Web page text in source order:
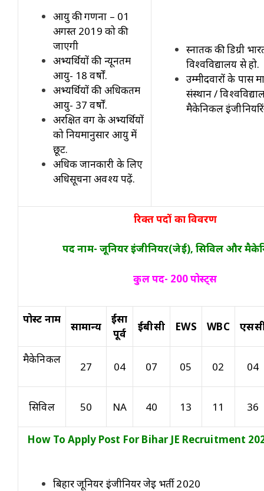
आयु की गणना – 01
अगस्त 2019 को की
जाएगी
अभ्यर्थियों की न्यूनतम
आयु- 18 वर्षों.
अभ्यर्थियों की अधिकतम
आयु- 37 वर्षों.
अरक्षित वर्ग के अभ्यर्थियों
को नियमानुसार आयु में
छूट.
अधिक जानकारी के लिए
अधिसूचना अवश्य पढ़ें.
स्नातक की डिग्री
विश्वविद्यालय से हो.
उम्मीदवारों के पास
संस्थान /
मैकेनिकल
रिक्त पदों का विवरण
पद नाम- जूनियर इंजीनियर(जेई), सिविल और
कुल पद- 200 पोस्ट्स
पोस्ट नाम
सामान्य
ईसा
पूर्व
ईबीसी EWS WBC
मैकेनिकल
27 04 07 05 02 04
सिविल 50 NA 40 13 11 36
How To Apply Post For Bihar JE Recruitment
बिहार जूनियर इंजीनियर जेई भर्ती 2020